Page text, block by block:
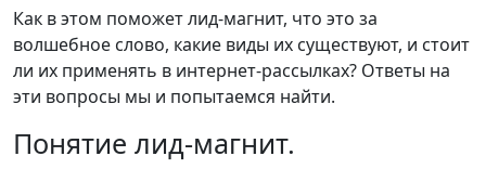
Как в этом поможет лид-магнит, что это за
волшебное слово, какие виды их существуют, и стоит
ли их применять в интернет-рассылках? Ответы на
эти вопросы мы и попытаемся найти.
Понятие лид-магнит.